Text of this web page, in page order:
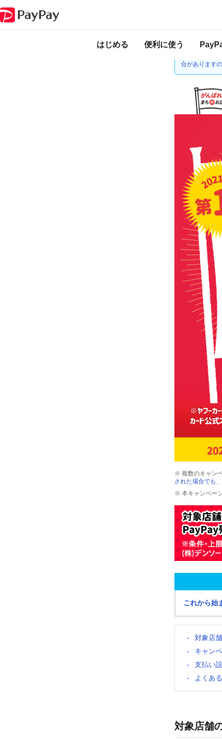
はじめる 便利に使う
ります。
合があります
※ 複数のキャン
された場合でも
※ 本キャンペー
これから始
対象店
キャン
支払い
よくあ
対象店舗